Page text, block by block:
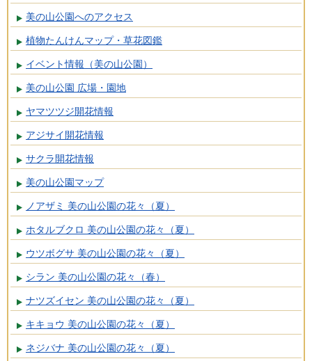
美の山公園へのアクセス
植物たんけんマップ・草花図鑑
イベント情報（美の山公園）
美の山公園 広場・園地
ヤマツツジ開花情報
アジサイ開花情報
サクラ開花情報
美の山公園マップ
ノアザミ 美の山公園の花々（夏）
ホタルブクロ 美の山公園の花々（夏）
ウツボグサ 美の山公園の花々（夏）
シラン 美の山公園の花々（春）
ナツズイセン 美の山公園の花々（夏）
キキョウ 美の山公園の花々（夏）
ネジバナ 美の山公園の花々（夏）